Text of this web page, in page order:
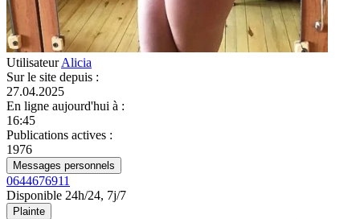
UtilisateurAlicia
Sur le site depuis :
27.04.2025
En ligne aujourd'hui à :
16:45
Publications actives :
1976
Messages personnels
0644676911
Disponible 24h/24, 7j/7
Plainte